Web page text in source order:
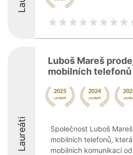
Laureáti
Luboš Mareš
mobilních telefonů
Společnost Luboš
mobilních telefonů,
mobilních komunikací